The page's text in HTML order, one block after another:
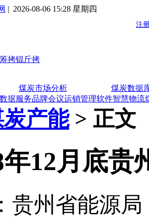
| 2026-08-06 15:28 星期四
煤炭市场分析
煤炭数据
数据服务品牌会议运销管理软件智慧物流
产能> 正文
12月底贵
贵州省能源局